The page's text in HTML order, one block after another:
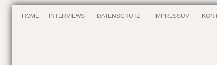
HOME INTERVIEWS DATENSCHUTZ IMPRESSUM